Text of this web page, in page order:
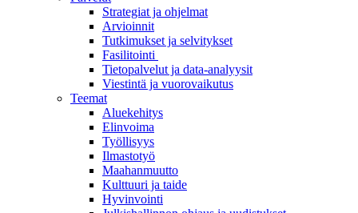
Strategiat ja ohjelmat
Arvioinnit
Tutkimukset ja selvitykset
Fasilitointi
Tietopalvelut ja data-analyysit
Viestintä ja vuorovaikutus
Teemat
Aluekehitys
Elinvoima
Työllisyys
Ilmastotyö
Maahanmuutto
Kulttuuri ja taide
Hyvinvointi